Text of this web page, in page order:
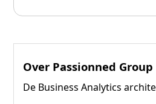
Over Passionned Group
De Business Analytics